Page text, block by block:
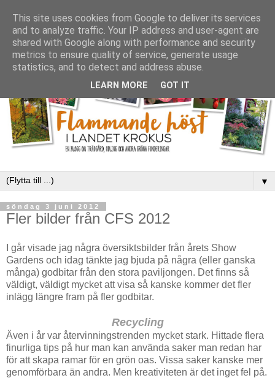
▼
söndag 3 juni 2012
Fler bilder från CFS 2012
I går visade jag några översiktsbilder från årets Show
Gardens och idag tänkte jag bjuda på några (eller ganska
många) godbitar från den stora paviljongen. Det finns så
väldigt, väldigt mycket att visa så kanske kommer det fler
inlägg längre fram på fler godbitar.
Recycling
Även i år var återvinningstrenden mycket stark. Hittade flera
finurliga tips på hur man kan använda saker man redan har
för att skapa ramar för en grön oas. Vissa saker kanske mer
genomförbara än andra. Men kreativiteten är det inget fel på.
This site uses cookies from Google to deliver its services
and to analyze traffic. Your IP address and user-agent are
shared with Google along with performance and security
metrics to ensure quality of service, generate usage
statistics, and to detect and address abuse.
LEARN MORE GOT IT